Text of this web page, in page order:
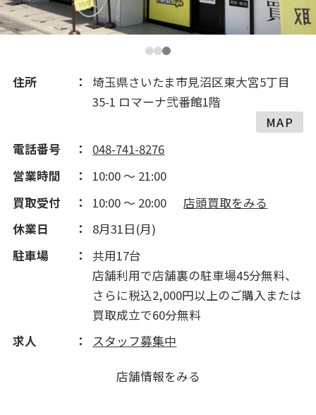
住所
埼玉県さいたま市見沼区東大宮5丁目
35-1 ロマーナ弐番館1階
MAP
電話番号
048-741-8276
営業時間
10:00 ～ 21:00
買取受付
10:00 ～ 20:00
店頭買取をみる
休業日
8月31日(月)
駐車場
共用17台
店舗利用で店舗裏の駐車場45分無料、
さらに税込2,000円以上のご購入または
買取成立で60分無料
求人
スタッフ募集中
店舗情報をみる